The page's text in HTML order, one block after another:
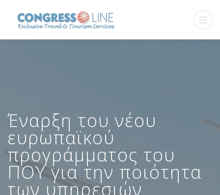
Έναρξη του νέου
ευρωπαϊκού
προγράμματος του
ΠΟΥ για την ποιότητα
των υπηρεσιών